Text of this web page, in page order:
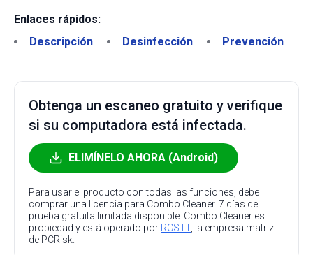
Enlaces rápidos:
Descripción
Desinfección Prevención
Obtenga un escaneo gratuito y verifique
si su computadora está infectada.
ELIMÍNELO AHORA (Android)
Para usar el producto con todas las funciones, debe
comprar una licencia para Combo Cleaner. 7 días de
prueba gratuita limitada disponible. Combo Cleaner es
propiedad y está operado por RCS LT, la empresa matriz
de PCRisk.